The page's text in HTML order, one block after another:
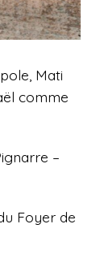
Mati
comme
–
Foyer de